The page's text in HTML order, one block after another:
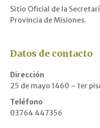
Sitio Oficial de la
Provincia de Misiones.
Datos de contacto
Dirección
25 de mayo 1460 – 1er
Teléfono
03764 447356